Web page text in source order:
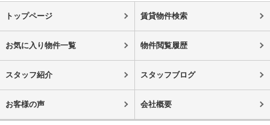
トップページ 賃貸物件検索
お気に入り物件一覧 物件閲覧履歴
スタッフ紹介 スタッフブログ
お客様の声 会社概要